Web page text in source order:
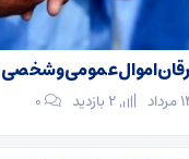
اموال عمومی و
۰